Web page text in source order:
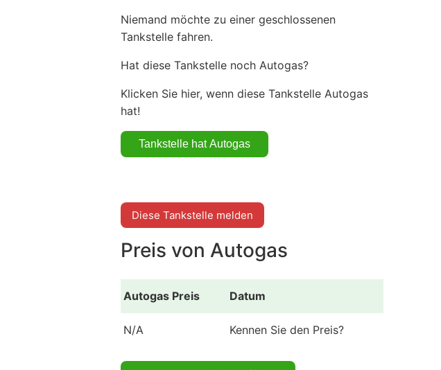
Niemand möchte zu einer geschlossenen
Tankstelle fahren.
Hat diese Tankstelle noch Autogas?
Klicken Sie hier, wenn diese Tankstelle Autogas
hat!
Diese Tankstelle melden
Preis von Autogas
Autogas Preis Datum
N/A Kennen Sie den Preis?